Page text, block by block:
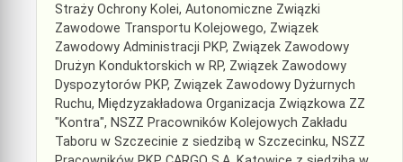
Straży Ochrony Kolei, Autonomiczne Związki
Zawodowe Transportu Kolejowego, Związek
Zawodowy Administracji PKP, Związek Zawodowy
Drużyn Konduktorskich w RP, Związek Zawodowy
Dyspozytorów PKP, Związek Zawodowy Dyżurnych
Ruchu, Międzyzakładowa Organizacja Związkowa ZZ
"Kontra", NSZZ Pracowników Kolejowych Zakładu
Taboru w Szczecinie z siedzibą w Szczecinku, NSZZ